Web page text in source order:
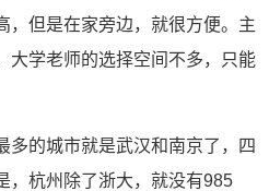
，但是在家旁边，就很方便。主
大学老师的选择空间不多，只能
多的城市就是武汉和南京了，四
，杭州除了浙大，就没有985